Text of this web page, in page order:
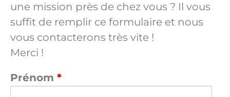
une mission près de chez vous ? Il vous
suffit de remplir ce formulaire et nous
vous contacterons très vite !
Merci !
Prénom *